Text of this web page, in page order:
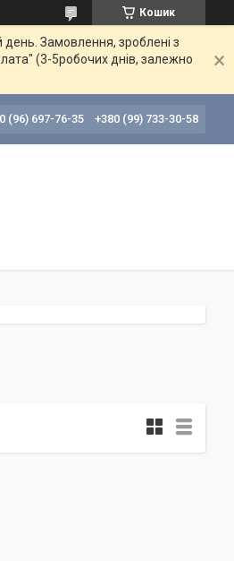
Кошик
Замовлення, зроблені з
(3-5робочих днів, залежно
(96) 697-76-35 +380 (99) 733-30-58